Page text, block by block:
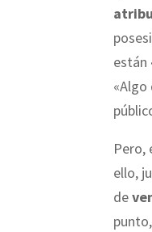
están
Pero,
ello,
de